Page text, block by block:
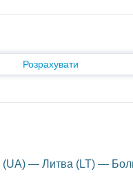
Розрахувати
— Литва (LT) —